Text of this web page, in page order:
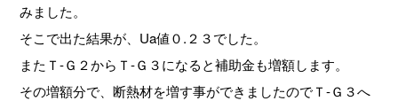
みました。
そこで出た結果が、Ua値０.２３でした。
またＴ-Ｇ２からＴ-Ｇ３になると補助金も増額します。
その増額分で、断熱材を増す事ができましたのでＴ-Ｇ３へ